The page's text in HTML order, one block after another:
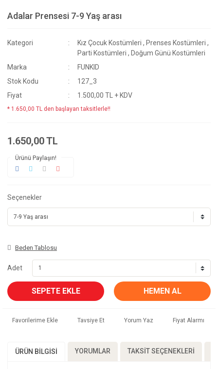
Adalar Prensesi 7-9 Yaş arası
Kategori Kız Çocuk Kostümleri , Prenses Kostümleri ,
Parti Kostümleri , Doğum Günü Kostümleri
Marka
FUNKID
Stok Kodu
127_3
Fiyat
1.500,00 TL + KDV
* 1.650,00 TL den başlayan taksitlerle!!
1.650,00 TL
Ürünü Paylaşın!
Seçenekler
Beden Tablosu
Adet
SEPETE EKLE HEMEN AL
Tavsiye Et Yorum Yaz Fiyat Alarmı
ÜRÜN BILGISI YORUMLAR TAKSIT SEÇENEKLERI